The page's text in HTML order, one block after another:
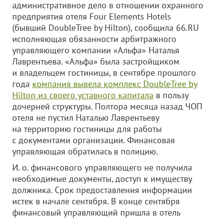
административное дело в отношении охранного
предприятия отеля Four Elements Hotels
(бывший DoubleTree by Hilton), сообщила 66.RU
исполняющая обязанности арбитражного
управляющего компании «Альфа» Наталья
Лаврентьева. «Альфа» была застройщиком
и владельцем гостиницы, в сентябре прошлого
года компания вывела комплекс DoubleTree by
Hilton из своего уставного капитала в пользу
дочерней структуры. Полтора месяца назад ЧОП
отеля не пустил Наталью Лаврентьеву
на территорию гостиницы для работы
с документами организации. Финансовая
управляющая обратилась в полицию.
И. о. финансового управляющего не получила
необходимые документы, доступ к имуществу
должника. Срок предоставления информации
истек в начале сентября. В конце сентября
финансовый управляющий пришла в отель